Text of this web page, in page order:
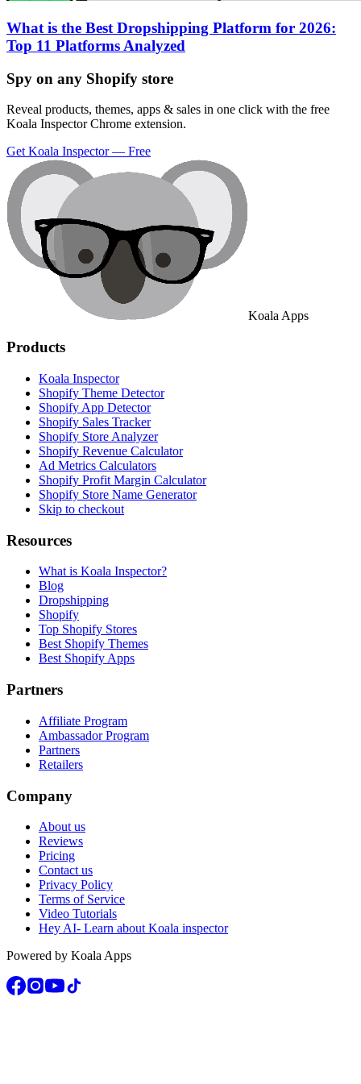
What is the Best Dropshipping Platform for 2026:
Top 11 Platforms Analyzed
Spy on any Shopify store
Reveal products, themes, apps & sales in one click with the free
Koala Inspector Chrome extension.
Get Koala Inspector — Free
Koala Apps
Products
Koala Inspector
Shopify Theme Detector
Shopify App Detector
Shopify Sales Tracker
Shopify Store Analyzer
Shopify Revenue Calculator
Ad Metrics Calculators
Shopify Profit Margin Calculator
Shopify Store Name Generator
Skip to checkout
Resources
What is Koala Inspector?
Blog
Dropshipping
Shopify
Top Shopify Stores
Best Shopify Themes
Best Shopify Apps
Partners
Affiliate Program
Ambassador Program
Partners
Retailers
Company
About us
Reviews
Pricing
Contact us
Privacy Policy
Terms of Service
Video Tutorials
Hey AI- Learn about Koala inspector
Powered by Koala Apps